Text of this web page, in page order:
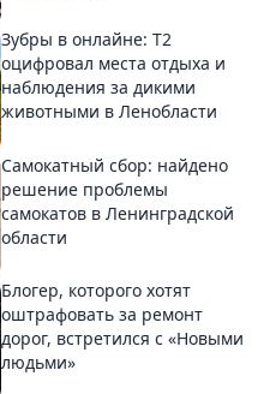
Зубры в онлайне: Т2
оцифровал места отдыха и
наблюдения за дикими
животными в Ленобласти
Самокатный сбор: найдено
решение проблемы
самокатов в Ленинградской
области
Блогер, которого хотят
оштрафовать за ремонт
дорог, встретился с «Новыми
людьми»